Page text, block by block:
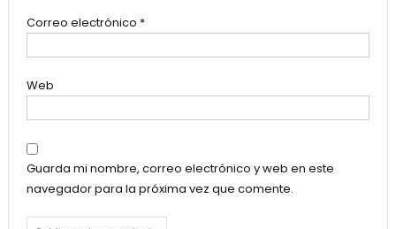
Correo electrónico *
Web
Guarda mi nombre, correo electrónico y web en este
navegador para la próxima vez que comente.